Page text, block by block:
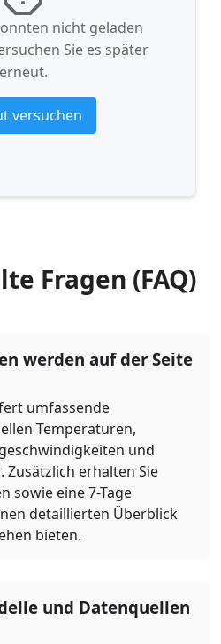
nicht geladen
Sie es später
erneut.
versuchen
Fragen (FAQ)
werden auf der Seite
umfassende
Temperaturen,
und
Zusätzlich erhalten Sie
sowie eine 7-Tage
detaillierten Überblick
bieten.
und Datenquellen